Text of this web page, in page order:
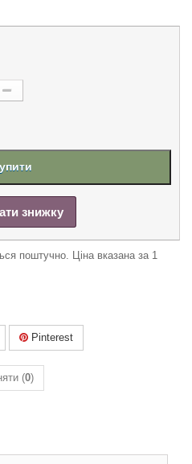
знижку
поштучно. Ціна вказана за 1
Pinterest
(0)